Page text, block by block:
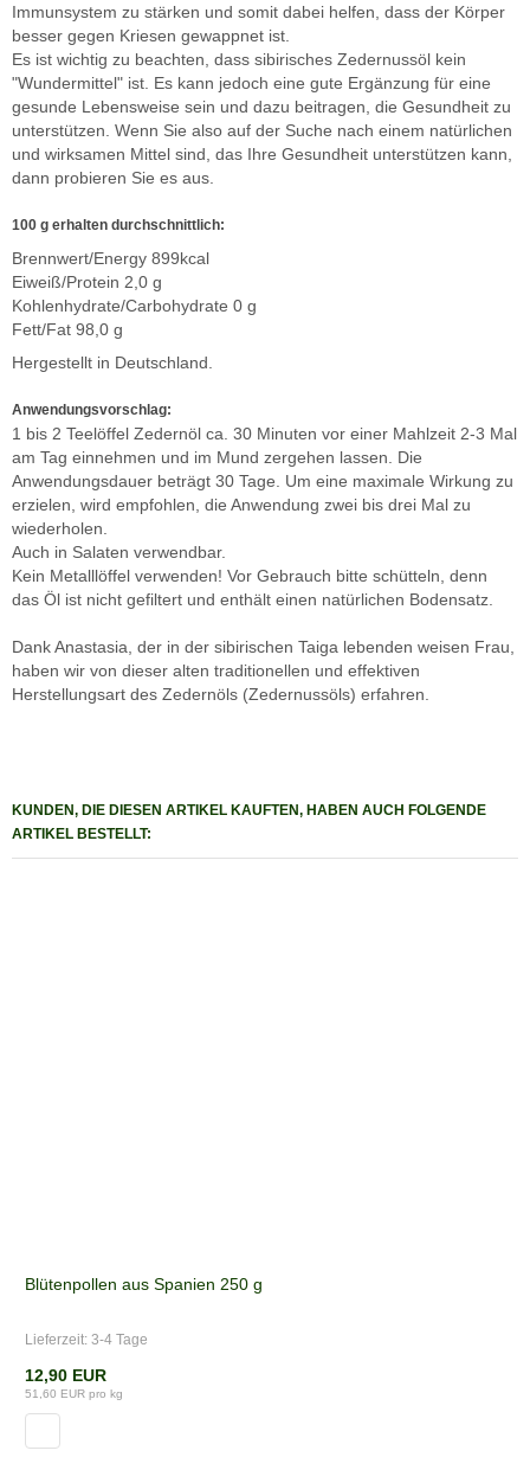
Immunsystem zu stärken und somit dabei helfen, dass der Körper
besser gegen Kriesen gewappnet ist.
Es ist wichtig zu beachten, dass sibirisches Zedernussöl kein
"Wundermittel" ist. Es kann jedoch eine gute Ergänzung für eine
gesunde Lebensweise sein und dazu beitragen, die Gesundheit zu
unterstützen. Wenn Sie also auf der Suche nach einem natürlichen
und wirksamen Mittel sind, das Ihre Gesundheit unterstützen kann,
dann probieren Sie es aus.
100 g erhalten durchschnittlich:
Brennwert/Energy 899kcal
Eiweiß/Protein 2,0 g
Kohlenhydrate/Carbohydrate 0 g
Fett/Fat 98,0 g
Hergestellt in Deutschland.
Anwendungsvorschlag:
1 bis 2 Teelöffel Zedernöl ca. 30 Minuten vor einer Mahlzeit 2-3 Mal
am Tag einnehmen und im Mund zergehen lassen. Die
Anwendungsdauer beträgt 30 Tage. Um eine maximale Wirkung zu
erzielen, wird empfohlen, die Anwendung zwei bis drei Mal zu
wiederholen.
Auch in Salaten verwendbar.
Kein Metalllöffel verwenden! Vor Gebrauch bitte schütteln, denn
das Öl ist nicht gefiltert und enthält einen natürlichen Bodensatz.
Dank Anastasia, der in der sibirischen Taiga lebenden weisen Frau,
haben wir von dieser alten traditionellen und effektiven
Herstellungsart des Zedernöls (Zedernussöls) erfahren.
KUNDEN, DIE DIESEN ARTIKEL KAUFTEN, HABEN AUCH FOLGENDE
ARTIKEL BESTELLT:
Blütenpollen aus Spanien 250 g
Lieferzeit: 3-4 Tage
12,90 EUR
51,60 EUR pro kg